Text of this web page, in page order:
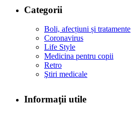
Categorii
Boli, afecțiuni și tratamente
Coronavirus
Life Style
Medicina pentru copii
Retro
Ştiri medicale
Informaţii utile